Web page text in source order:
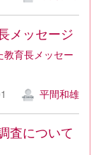
メッセージ
教育長メッセー
平間和雄
査について